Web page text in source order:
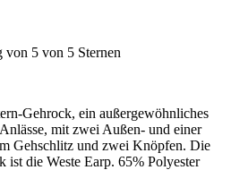
5 von 5 Sternen
Gehrock, ein außergewöhnliches
mit zwei Außen- und einer
Gehschlitz und zwei Knöpfen. Die
ist die Weste Earp. 65% Polyester